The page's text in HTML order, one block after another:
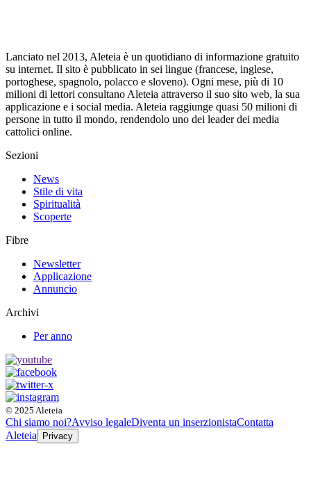
Lanciato nel 2013, Aleteia è un quotidiano di informazione gratuito
su internet. Il sito è pubblicato in sei lingue (francese, inglese,
portoghese, spagnolo, polacco e sloveno). Ogni mese, più di 10
milioni di lettori consultano Aleteia attraverso il suo sito web, la sua
applicazione e i social media. Aleteia raggiunge quasi 50 milioni di
persone in tutto il mondo, rendendolo uno dei leader dei media
cattolici online.
Sezioni
News
Stile di vita
Spiritualità
Scoperte
Fibre
Newsletter
Applicazione
Annuncio
Archivi
Per anno
© 2025 Aleteia
Chi siamo noi?Avviso legaleDiventa un inserzionistaContatta
Aleteia
Privacy